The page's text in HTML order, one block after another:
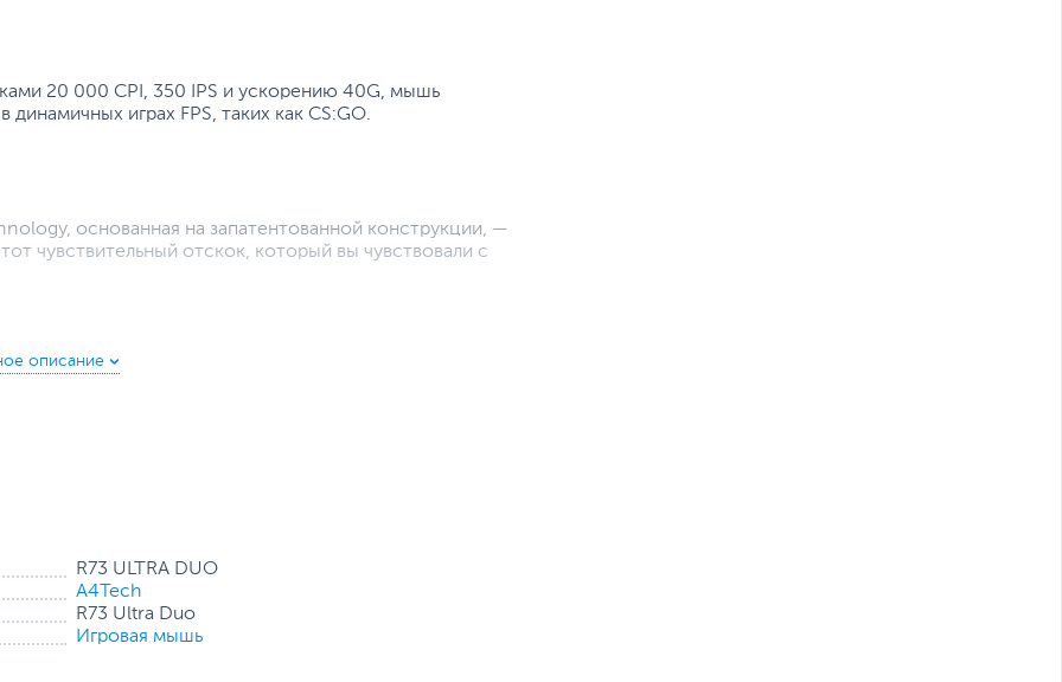
20 000 CPI, 350 IPS и ускорению 40G, мышь
играх FPS, таких как CS:GO.
основанная на запатентованной конструкции, —
чувствительный отскок, который вы чувствовали с
док-станция-ресивер + дорожный nano-ресивер)
совершать быстрые, контролируемые движения.
R73 ULTRA DUO
A4Tech
R73 Ultra Duo
Игровая мышь